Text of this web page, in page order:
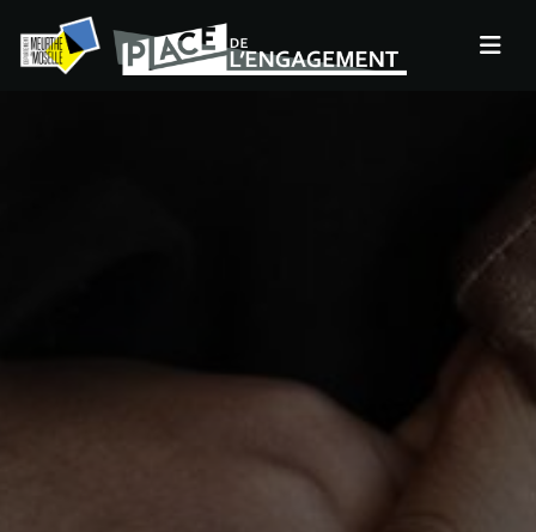
Panneau de gestion des cookies